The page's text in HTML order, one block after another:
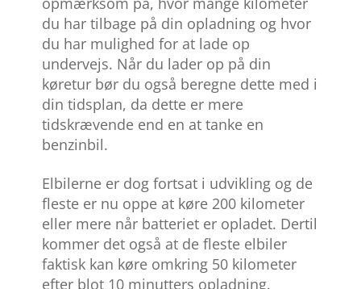
du har tilbage på din opladning og hvor
du har mulighed for at lade op
undervejs. Når du lader op på din
køretur bør du også beregne dette med i
din tidsplan, da dette er mere
tidskrævende end en at tanke en
benzinbil.
Elbilerne er dog fortsat i udvikling og de
fleste er nu oppe at køre 200 kilometer
eller mere når batteriet er opladet. Dertil
kommer det også at de fleste elbiler
faktisk kan køre omkring 50 kilometer
efter blot 10 minutters opladning.